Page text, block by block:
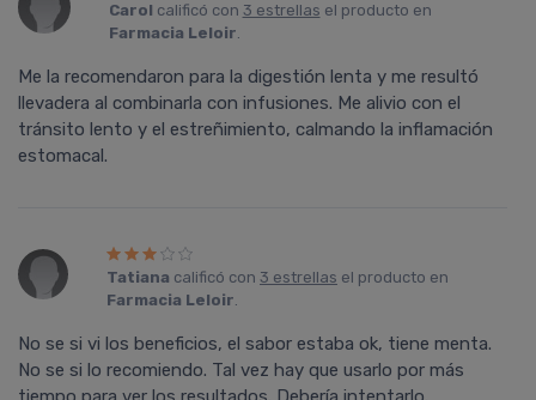
Carol calificó con 3 estrellas el producto en
Farmacia Leloir.
Me la recomendaron para la digestión lenta y me resultó
llevadera al combinarla con infusiones. Me alivio con el
tránsito lento y el estreñimiento, calmando la inflamación
estomacal.
Tatiana calificó con 3 estrellas el producto en
Farmacia Leloir.
No se si vi los beneficios, el sabor estaba ok, tiene menta.
No se si lo recomiendo. Tal vez hay que usarlo por más